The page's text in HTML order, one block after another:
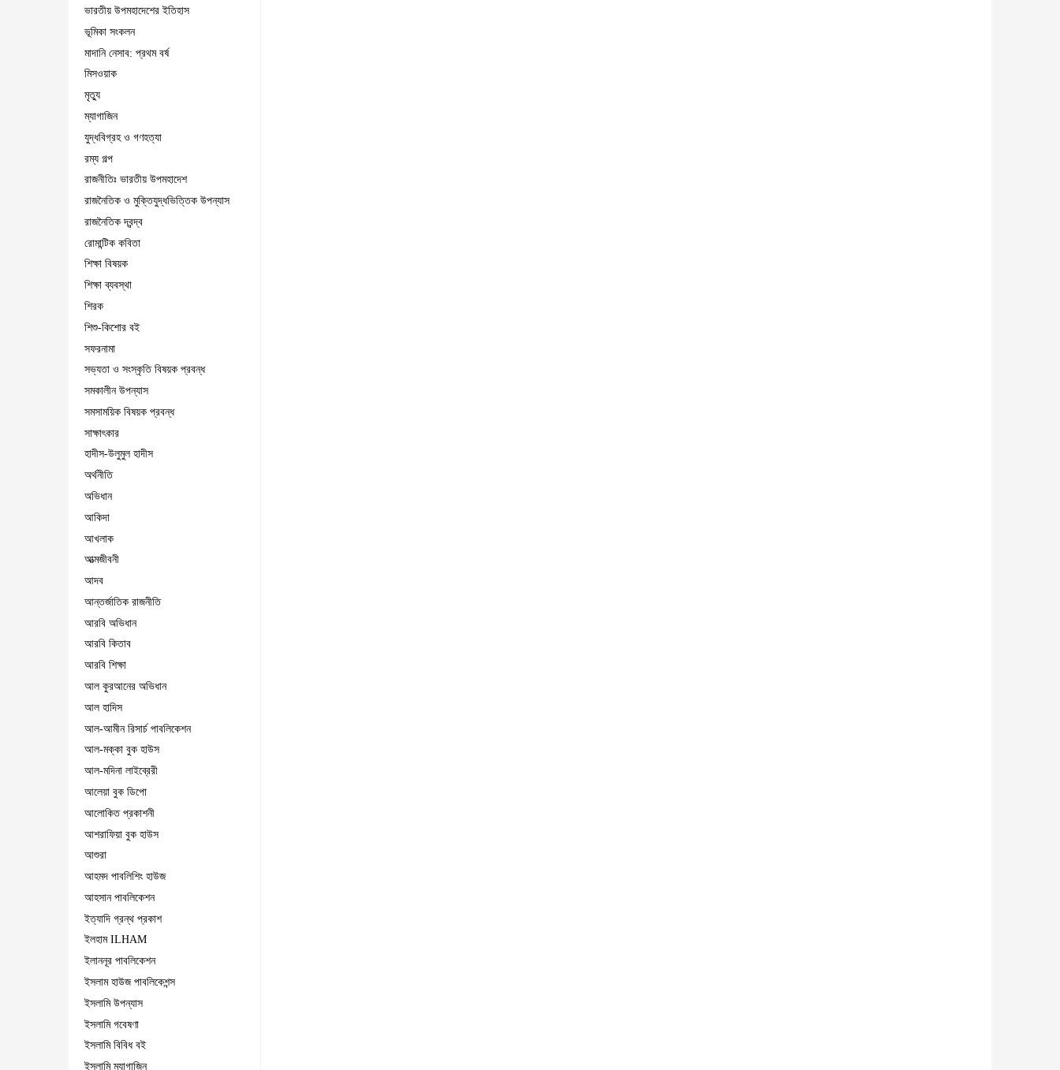
ভারতীয় উপমহাদেশের ইতিহাস
ভূমিকা সংকলন
মাদানি নেসাব: প্রথম বর্ষ
মিসওয়াক
মৃত্যু
ম্যাগাজিন
যুদ্ধবিগ্রহ ও গণহত্যা
রম্য গল্প
রাজনীতিঃ ভারতীয় উপমহাদেশ
রাজনৈতিক ও মুক্তিযুদ্ধভিত্তিক উপন্যাস
রাজনৈতিক দ্বন্দ্ব
রোমান্টিক কবিতা
শিক্ষা বিষয়ক
শিক্ষা ব্যবস্থা
শিরক
শিশু-কিশোর বই
সফরনামা
সভ্যতা ও সংস্কৃতি বিষয়ক প্রবন্ধ
সমকালীন উপন্যাস
সমসাময়িক বিষয়ক প্রবন্ধ
সাক্ষাৎকার
হাদীস-উলুমুল হাদীস
অর্থনীতি
অভিধান
আকিদা
আখলাক
আত্মজীবনী
আদব
আন্তর্জাতিক রাজনীতি
আরবি অভিধান
আরবি কিতাব
আরবি শিক্ষা
আল কুরআনের অভিধান
আল হাদিস
আল-আমীন রিসার্চ পাবলিকেশন
আল-মক্কা বুক হাউস
আল-মদিনা লাইব্রেরী
আলেয়া বুক ডিপো
আলোকিত প্রকাশনী
আশরাফিয়া বুক হাউস
আশুরা
আহমদ পাবলিশিং হাউজ
আহসান পাবলিকেশন
ইত্যাদি গ্রন্থ প্রকাশ
ইলহাম ILHAM
ইলাননূর পাবলিকেশন
ইসলাম হাউজ পাবলিকেশন্স
ইসলামি উপন্যাস
ইসলামি গবেষণা
ইসলামি বিবিধ বই
ইসলামি ম্যাগাজিন